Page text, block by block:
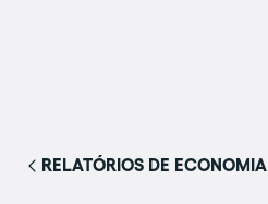
RELATÓRIOS DE ECONOMIA